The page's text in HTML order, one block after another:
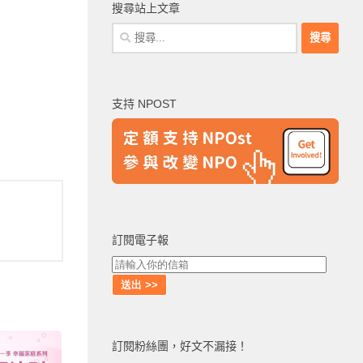
搜尋站上文章
搜
尋
字:
支持 NPOST
訂閱電子報
訂閱粉絲團，好文不漏接！